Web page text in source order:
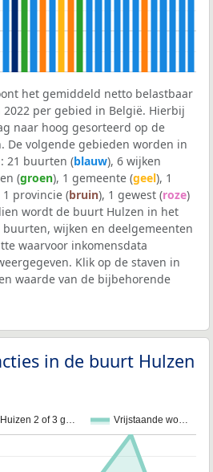
het gemiddeld netto belastbaar
per gebied in België. Hierbij
naar hoog gesorteerd op de
De volgende gebieden worden in
21 buurten (blauw), 6 wijken
(groen), 1 gemeente (geel), 1
1 provincie (bruin), 1 gewest (roze)
wordt de buurt Hulzen in het
buurten, wijken en deelgemeenten
waarvoor inkomensdata
Klik op de staven in
waarde van de bijbehorende
in de buurt Hulzen
Huizen 2 of 3 g… Vrijstaande wo…